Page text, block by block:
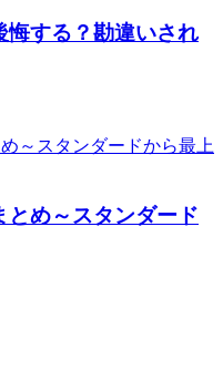
悔する？勘違いされ
とめ～スタンダード